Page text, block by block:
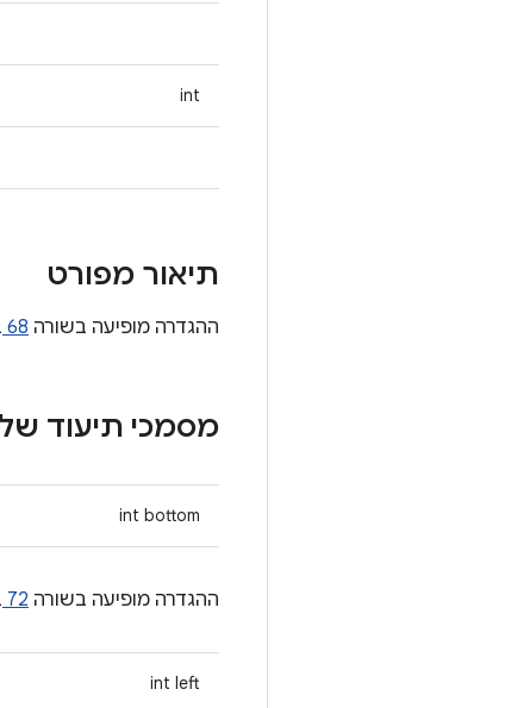
int
תיאור מפורט
ההגדרה מופיעה בשורה 68
מסמכי תיעוד
int bottom
ההגדרה מופיעה בשורה 72
int left